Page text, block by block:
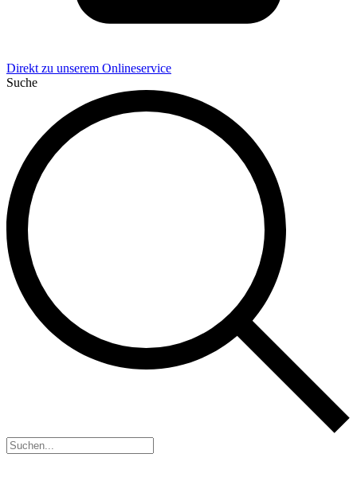
Direkt zu unserem Onlineservice
Suche